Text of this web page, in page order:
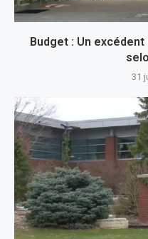
Budget : Un
31